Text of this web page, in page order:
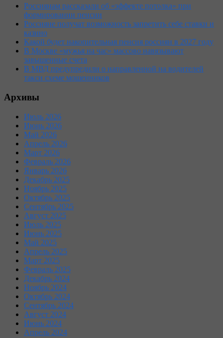
Россиянам рассказали об «эффекте потолка» при
формировании пенсии
Россияне получат возможность запретить себе ставки и
казино
Какой будет накопительная пенсия россиян в 2027 году
В Москве «мужья на час» массово навязывают
завышенные счета
В МВД предупредили о направленной на водителей
такси схеме мошенников
Архивы
Июль 2026
Июнь 2026
Май 2026
Апрель 2026
Март 2026
Февраль 2026
Январь 2026
Декабрь 2025
Ноябрь 2025
Октябрь 2025
Сентябрь 2025
Август 2025
Июль 2025
Июнь 2025
Май 2025
Апрель 2025
Март 2025
Февраль 2025
Декабрь 2024
Ноябрь 2024
Октябрь 2024
Сентябрь 2024
Август 2024
Июнь 2024
Апрель 2024